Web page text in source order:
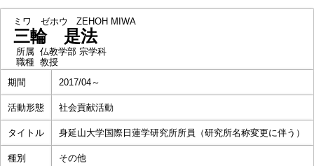
ミワ ゼホウ ZEHOH MIWA
三輪 是法
所属 仏教学部 宗学科
職種 教授
期間
2017/04～
活動形態 社会貢献活動
タイトル 身延山大学国際日蓮学研究所所員（研究所名称変更に伴う）
種別 その他